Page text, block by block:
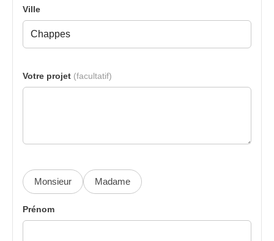
Ville
Votre projet (facultatif)
Monsieur Madame
Prénom